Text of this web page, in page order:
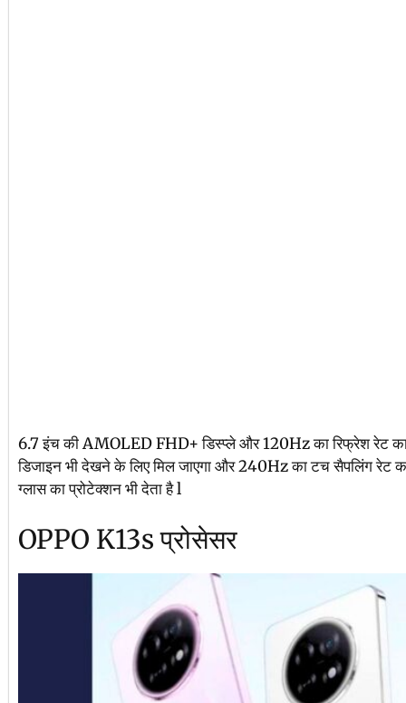
6.7 इंच की AMOLED FHD+ डिस्प्ले और 120Hz का रिफ्रेश रेट का
डिजाइन भी देखने के लिए मिल जाएगा और 240Hz का टच सैपलिंग रेट का
ग्लास का प्रोटेक्शन भी देता है l
OPPO K13s प्रोसेसर